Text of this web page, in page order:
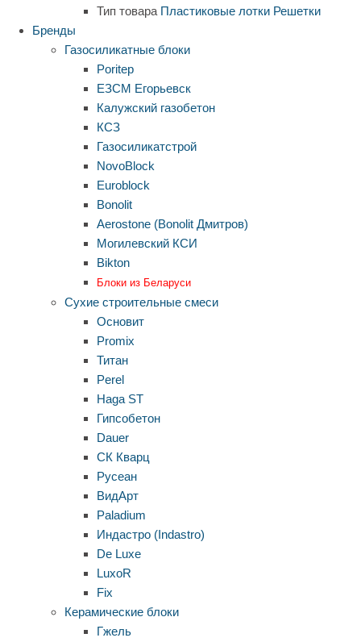
Тип товара Пластиковые лотки Решетки
Бренды
Газосиликатные блоки
Poritep
ЕЗСМ Егорьевск
Калужский газобетон
КСЗ
Газосиликатстрой
NovoBlock
Euroblock
Bonolit
Aerostone (Bonolit Дмитров)
Могилевский КСИ
Bikton
Блоки из Беларуси
Сухие строительные смеси
Основит
Promix
Титан
Perel
Haga ST
Гипсобетон
Dauer
СК Кварц
Русеан
ВидАрт
Paladium
Индастро (Indastro)
De Luxe
LuxoR
Fix
Керамические блоки
Гжель